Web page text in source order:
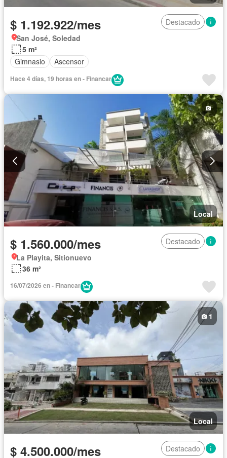
$ 1.192.922/mes
Destacado
San José, Soledad
5 m²
Gimnasio
Ascensor
Hace 4 días, 19 horas en - Financar
Local
$ 1.560.000/mes
Destacado
La Playita, Sitionuevo
36 m²
16/07/2026 en - Financar
Local
1
$ 4.500.000/mes Destacado